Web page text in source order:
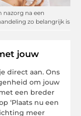
nazorg na een
zo belangrijk is
jouw
direct aan. Ons
om jouw
een breder
‘Plaats nu een
meer